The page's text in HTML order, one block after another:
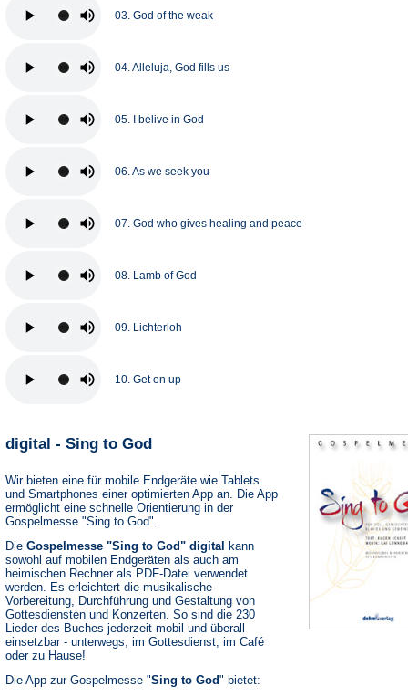
03. God of the weak
04. Alleluja, God fills us
05. I belive in God
06. As we seek you
07. God who gives healing and peace
08. Lamb of God
09. Lichterloh
10. Get on up
digital - Sing to God
Wir bieten eine für mobile Endgeräte wie Tablets
und Smartphones einer optimierten App an. Die App
ermöglicht eine schnelle Orientierung in der
Gospelmesse "Sing to God".
Die Gospelmesse "Sing to God" digital kann
sowohl auf mobilen Endgeräten als auch am
heimischen Rechner als PDF-Datei verwendet
werden. Es erleichtert die musikalische
Vorbereitung, Durchführung und Gestaltung von
Gottesdiensten und Konzerten. So sind die 230
Lieder des Buches jederzeit mobil und überall
einsetzbar - unterwegs, im Gottesdienst, im Café
oder zu Hause!
Die App zur Gospelmesse "Sing to God" bietet: